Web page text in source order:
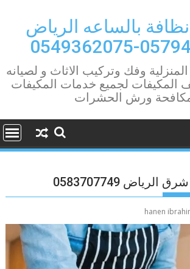
بالساعه الرياض
وفك وتركيب الاثاث و لصيانه
المكيفات لجميع خدمات المكيفات
ورش الحشرات
0583707749
hanen